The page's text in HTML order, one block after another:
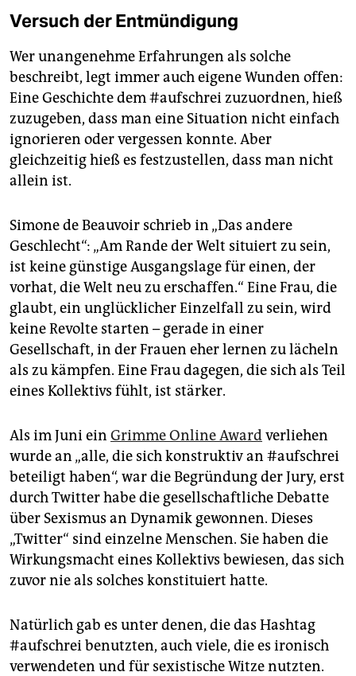
Versuch der Entmündigung
Wer unangenehme Erfahrungen als solche
beschreibt, legt immer auch eigene Wunden offen:
Eine Geschichte dem #aufschrei zuzuordnen, hieß
zuzugeben, dass man eine Situation nicht einfach
ignorieren oder vergessen konnte. Aber
gleichzeitig hieß es festzustellen, dass man nicht
allein ist.
Simone de Beauvoir schrieb in „Das andere
Geschlecht“: „Am Rande der Welt situiert zu sein,
ist keine günstige Ausgangslage für einen, der
vorhat, die Welt neu zu erschaffen.“ Eine Frau, die
glaubt, ein unglücklicher Einzelfall zu sein, wird
keine Revolte starten – gerade in einer
Gesellschaft, in der Frauen eher lernen zu lächeln
als zu kämpfen. Eine Frau dagegen, die sich als Teil
eines Kollektivs fühlt, ist stärker.
Als im Juni ein Grimme Online Awardverliehen
wurde an „alle, die sich konstruktiv an #aufschrei
beteiligt haben“, war die Begründung der Jury, erst
durch Twitter habe die gesellschaftliche Debatte
über Sexismus an Dynamik gewonnen. Dieses
„Twitter“ sind einzelne Menschen. Sie haben die
Wirkungsmacht eines Kollektivs bewiesen, das sich
zuvor nie als solches konstituiert hatte.
Natürlich gab es unter denen, die das Hashtag
#aufschrei benutzten, auch viele, die es ironisch
verwendeten und für sexistische Witze nutzten.